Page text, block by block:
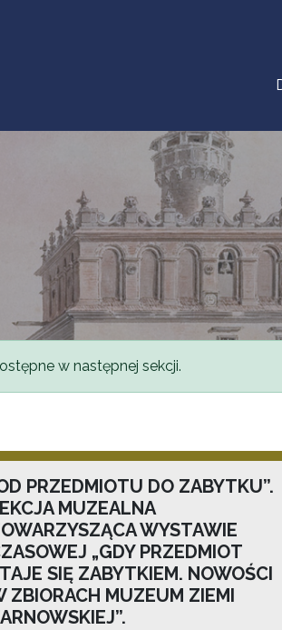
w następnej sekcji.
PRZEDMIOTU DO ZABYTKU”.
MUZEALNA
WYSTAWIE
„GDY PRZEDMIOT
SIĘ ZABYTKIEM. NOWOŚCI
ZBIORACH MUZEUM ZIEMI